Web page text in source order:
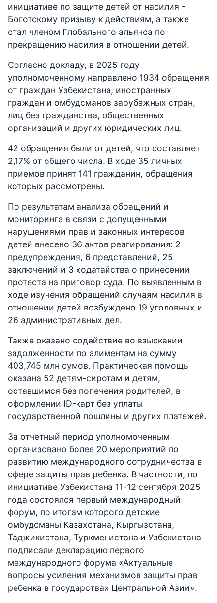
инициативе по защите детей от насилия -
Боготскому призыву к действиям, а также
стал членом Глобального альянса по
прекращению насилия в отношении детей.
Согласно докладу, в 2025 году
уполномоченному направлено 1934 обращения
от граждан Узбекистана, иностранных
граждан и омбудсманов зарубежных стран,
лиц без гражданства, общественных
организаций и других юридических лиц.
42 обращения были от детей, что составляет
2,17% от общего числа. В ходе 35 личных
приемов принят 141 гражданин, обращения
которых рассмотрены.
По результатам анализа обращений и
мониторинга в связи с допущенными
нарушениями прав и законных интересов
детей внесено 36 актов реагирования: 2
предупреждения, 6 представлений, 25
заключений и 3 ходатайства о принесении
протеста на приговор суда. По выявленным в
ходе изучения обращений случаям насилия в
отношении детей возбуждено 19 уголовных и
26 административных дел.
Также оказано содействие во взыскании
задолженности по алиментам на сумму
403,745 млн сумов. Практическая помощь
оказана 52 детям-сиротам и детям,
оставшимся без попечения родителей, в
оформлении ID-карт без уплаты
государственной пошлины и других платежей.
За отчетный период уполномоченным
организовано более 20 мероприятий по
развитию международного сотрудничества в
сфере защиты прав ребенка. В частности, по
инициативе Узбекистана 11-12 сентября 2025
года состоялся первый международный
форум, по итогам которого детские
омбудсманы Казахстана, Кыргызстана,
Таджикистана, Туркменистана и Узбекистана
подписали декларацию первого
международного форума «Актуальные
вопросы усиления механизмов защиты прав
ребенка в государствах Центральной Азии».